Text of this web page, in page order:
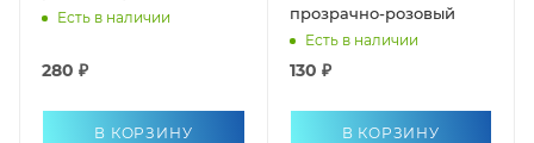
Есть в наличии
280 ₽
В КОРЗИНУ
прозрачно-розовый
Есть в наличии
130 ₽
В КОРЗИНУ